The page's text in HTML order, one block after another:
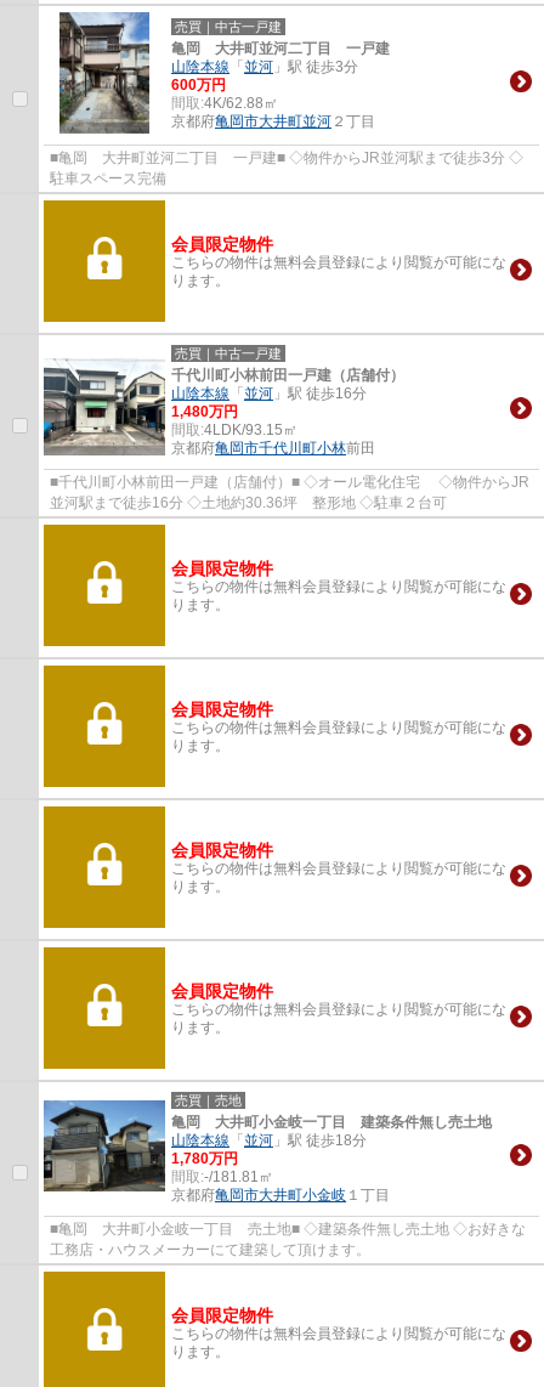
売買｜中古一戸建
亀岡 大井町並河二丁目 一戸建
山陰本線 「並河 」駅 徒歩3分
600万円
間取:4K/62.88㎡
京都府亀岡市大井町並河 ２丁目
■亀岡 大井町並河二丁目 一戸建■ ◇物件からJR並河駅まで徒歩3分 ◇
駐車スペース完備
会員限定物件
こちらの物件は無料会員登録により閲覧が可能にな
ります。
売買｜中古一戸建
千代川町小林前田一戸建（店舗付）
山陰本線 「並河 」駅 徒歩16分
1,480万円
間取:4LDK/93.15㎡
京都府亀岡市千代川町小林前田
■千代川町小林前田一戸建（店舗付）■ ◇オール電化住宅 ◇物件からJR
並河駅まで徒歩16分 ◇土地約30.36坪 整形地 ◇駐車２台可
会員限定物件
こちらの物件は無料会員登録により閲覧が可能にな
ります。
会員限定物件
こちらの物件は無料会員登録により閲覧が可能にな
ります。
会員限定物件
こちらの物件は無料会員登録により閲覧が可能にな
ります。
会員限定物件
こちらの物件は無料会員登録により閲覧が可能にな
ります。
売買｜売地
亀岡 大井町小金岐一丁目 建築条件無し売土地
山陰本線 「並河 」駅 徒歩18分
1,780万円
間取:-/181.81㎡
京都府亀岡市大井町小金岐 １丁目
■亀岡 大井町小金岐一丁目 売土地■ ◇建築条件無し売土地 ◇お好きな
工務店・ハウスメーカーにて建築して頂けます。
会員限定物件
こちらの物件は無料会員登録により閲覧が可能にな
ります。